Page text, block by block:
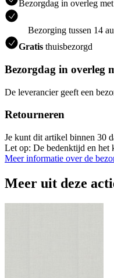
Bezorgdag in overleg
Bezorging tussen 14
Gratis thuisbezorgd
Bezorgdag in overleg
De leverancier geeft een
Retourneren
Je kunt dit artikel binnen 30
Let op: De bedenktijd en het
Meer informatie over de
Meer uit deze